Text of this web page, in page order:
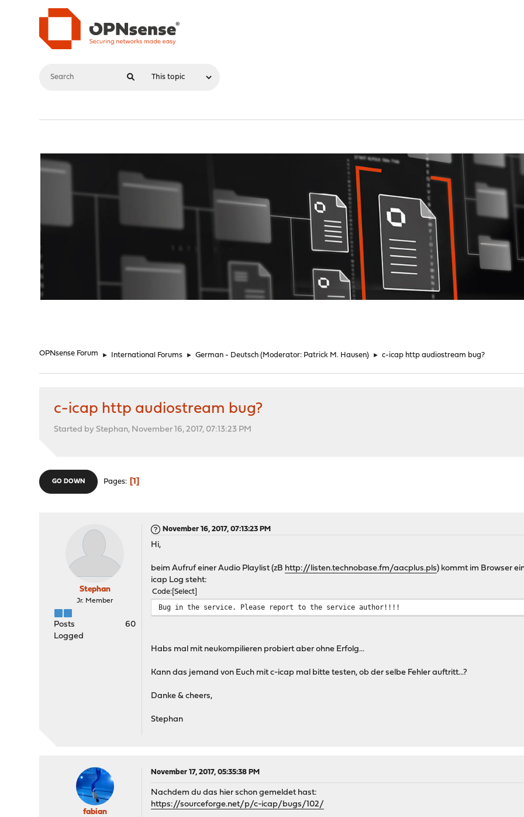
OPNsense Forum ► International Forums ► German - Deutsch (Moderator: Patrick M. Hausen) ► c-icap http audiostream bug?
c-icap http audiostream bug?
Started by Stephan, November 16, 2017, 07:13:23 PM
GO DOWN Pages 1
Stephan
Jr. Member
Posts
60
Logged
November 16, 2017, 07:13:23 PM
Hi,
beim Aufruf einer Audio Playlist (zB http://listen.technobase.fm/aacplus.pls) kommt im Browser
icap Log steht:
Code Select
Bug in the service. Please report to the service author!!!!
Habs mal mit neukompilieren probiert aber ohne Erfolg...
Kann das jemand von Euch mit c-icap mal bitte testen, ob der selbe Fehler auftritt...?
Danke & cheers,
Stephan
fabian
November 17, 2017, 05:35:38 PM
Nachdem du das hier schon gemeldet hast:
https://sourceforge.net/p/c-icap/bugs/102/